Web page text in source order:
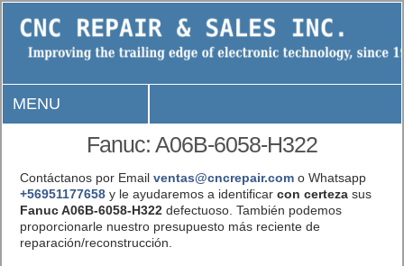
MENU
Fanuc: A06B-6058-H322
Contáctanos por Email ventas@cncrepair.como Whatsapp
+56951177658y le ayudaremos a identificar con certezasus
Fanuc A06B-6058-H322defectuoso. También podemos
proporcionarle nuestro presupuesto más reciente de
reparación/reconstrucción.